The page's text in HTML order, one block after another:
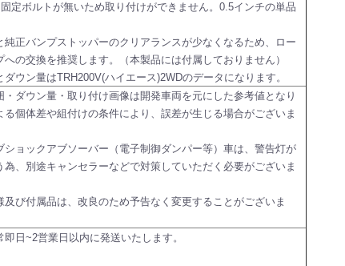
定ボルトが無いため取り付けができません。0.5インチの単品
純正バンプストッパーのクリアランスが少なくなるため、ロー
への交換を推奨します。（本製品には付属しておりません）
ウン量はTRH200V(ハイエース)2WDのデータになります。
ダウン量・取り付け画像は開発車両を元にした参考値となり
る個体差や組付けの条件により、誤差が生じる場合がございま
ョックアブソーバー（電子制御ダンパー等）車は、警告灯が
為、別途キャンセラーなどで対策していただく必要がございま
び付属品は、改良のため予告なく変更することがございま
即日~2営業日以内に発送いたします。